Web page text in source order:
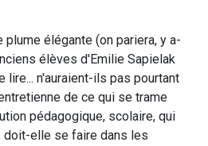
élégante (on pariera, y a-
élèves d'Emilie Sapielak
lire... n'auraient-ils pas pourtant
de ce qui se trame
pédagogique, scolaire, qui
doit-elle se faire dans les